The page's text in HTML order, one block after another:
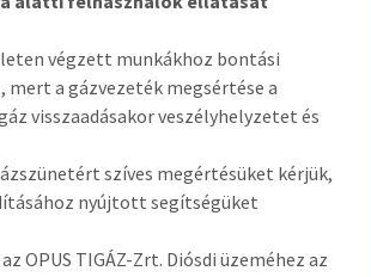
végzett munkákhoz bontási
mert a gázvezeték megsértése a
visszaadásakor veszélyhelyzetet és
szíves megértésüket kérjük,
nyújtott segítségüket
OPUS TIGÁZ-Zrt. Diósdi üzeméhez az